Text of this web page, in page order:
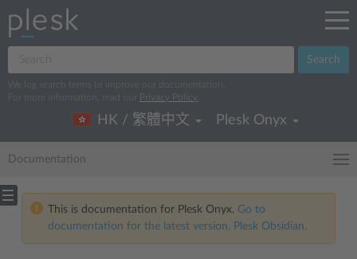
Search
We log search terms to improve our documentation.
For more information, read our
Privacy Policy
HK / 繁體中文 Plesk Onyx
Documentation
This is documentation for Plesk Onyx. Go to
documentation for the latest version, Plesk Obsidian.